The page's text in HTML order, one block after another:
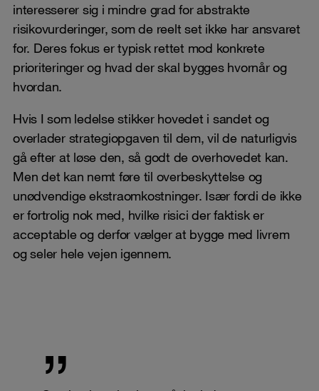
interesserer sig i mindre grad for abstrakte
risikovurderinger, som de reelt set ikke har ansvaret
for. Deres fokus er typisk rettet mod konkrete
prioriteringer og hvad der skal bygges hvornår og
hvordan.
Hvis I som ledelse stikker hovedet i sandet og
overlader strategiopgaven til dem, vil de naturligvis
gå efter at løse den, så godt de overhovedet kan.
Men det kan nemt føre til overbeskyttelse og
unødvendige ekstraomkostninger. Især fordi de ikke
er fortrolig nok med, hvilke risici der faktisk er
acceptable og derfor vælger at bygge med livrem
og seler hele vejen igennem.